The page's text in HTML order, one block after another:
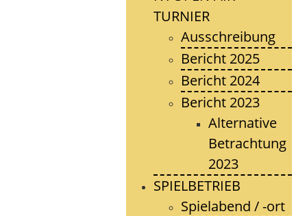
TURNIER
Ausschreibung
Bericht 2025
Bericht 2024
Bericht 2023
Alternative
Betrachtung
2023
SPIELBETRIEB
Spielabend / -ort